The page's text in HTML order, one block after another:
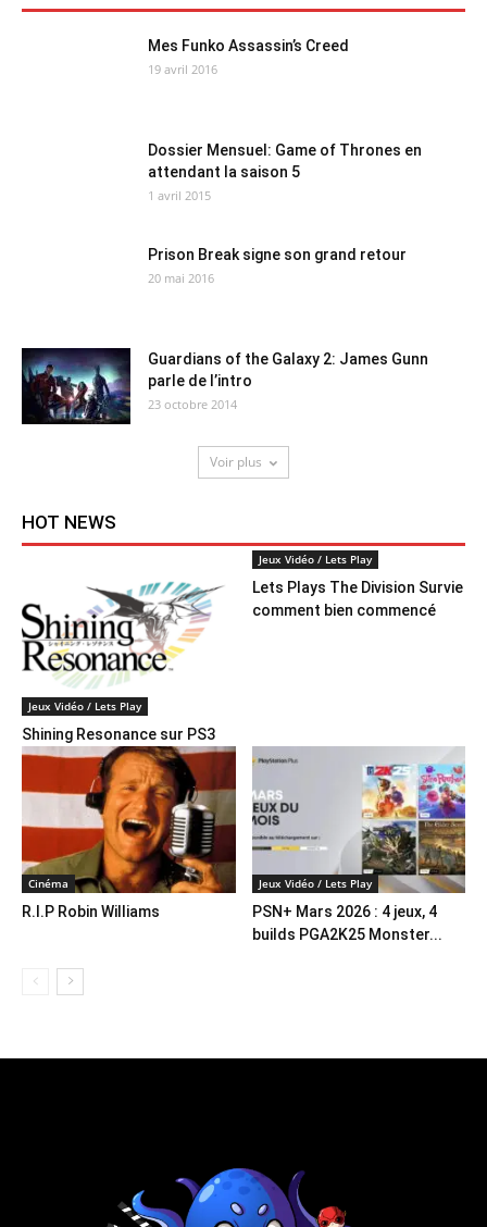
Mes Funko Assassin’s Creed
19 avril 2016
Dossier Mensuel: Game of Thrones en
attendant la saison 5
1 avril 2015
Prison Break signe son grand retour
20 mai 2016
Guardians of the Galaxy 2: James Gunn
parle de l’intro
23 octobre 2014
Voir plus
HOT NEWS
Jeux Vidéo / Lets Play
Shining Resonance sur PS3
Jeux Vidéo / Lets Play
Lets Plays The Division Survie
comment bien commencé
Cinéma
R.I.P Robin Williams
Jeux Vidéo / Lets Play
PSN+ Mars 2026 : 4 jeux, 4
builds PGA2K25 Monster...